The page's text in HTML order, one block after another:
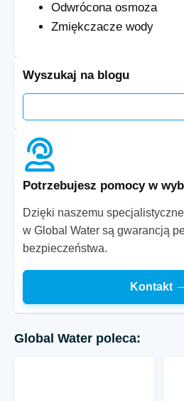
Odwrócona osmoza
Zmiękczacze wody
Wyszukaj na blogu
Potrzebujesz pomocy w
Dzięki naszemu
w Global Water są gwarancją
bezpieczeństwa.
Kontakt
Global Water poleca: